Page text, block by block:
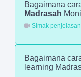
Bagaimana
Madrasah
Simak
Bagaimana
learning